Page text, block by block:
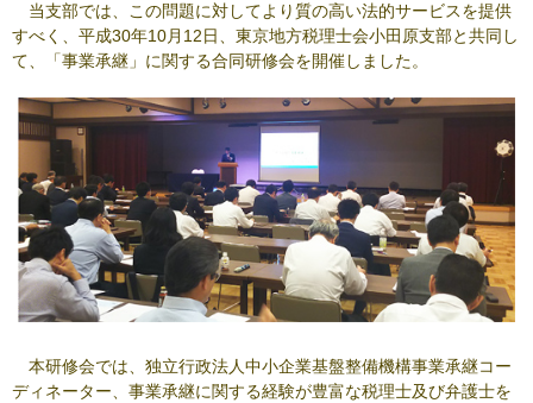
当支部では、この問題に対してより質の高い法的サービスを提供
すべく、平成30年10月12日、東京地方税理士会小田原支部と共同し
て、「事業承継」に関する合同研修会を開催しました。
本研修会では、独立行政法人中小企業基盤整備機構事業承継コー
ディネーター、事業承継に関する経験が豊富な税理士及び弁護士を